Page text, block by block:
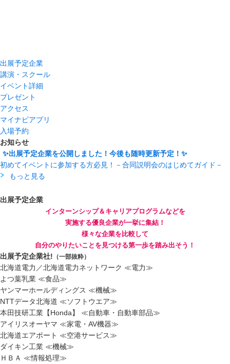
出展予定企業
講演・スクール
イベント詳細
プレゼント
アクセス
マイナビアプリ
入場予約
お知らせ
✨出展予定企業を公開しました！今後も随時更新予定！✨
初めてイベントに参加する方必見！－合同説明会のはじめてガイド－
もっと見る
出展予定企業
インターンシップ＆キャリアプログラムなどを
実施する優良企業が一挙に集結！
様々な企業を比較して
自分のやりたいことを見つける第一歩を踏み出そう！
出展予定企業社! （一部抜粋）
北海道電力／北海道電力ネットワーク ≪電力≫
よつ葉乳業 ≪食品≫
ヤンマーホールディングス ≪機械≫
NTTデータ北海道 ≪ソフトウエア≫
本田技研工業【Honda】 ≪自動車・自動車部品≫
アイリスオーヤマ ≪家電・AV機器≫
北海道エアポート ≪空港サービス≫
ダイキン工業 ≪機械≫
ＨＢＡ ≪情報処理≫